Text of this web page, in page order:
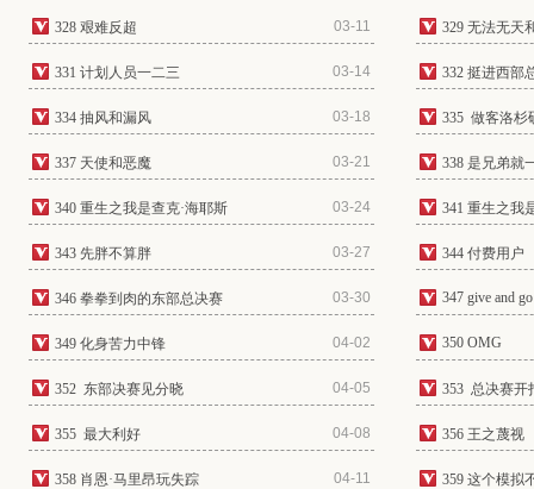
328 艰难反超 03-11 329 无法无天
331 计划人员一二三 03-14 332 挺进西部
334 抽风和漏风 03-18 335 做客洛杉
337 天使和恶魔 03-21 338 是兄弟就
340 重生之我是查克·海耶斯 03-24 341 重生之我
343 先胖不算胖 03-27 344 付费用户
346 拳拳到肉的东部总决赛 03-30 347 give and go
349 化身苦力中锋 04-02 350 OMG
352 东部决赛见分晓 04-05 353 总决赛开
355 最大利好 04-08 356 王之蔑视
358 肖恩·马里昂玩失踪 04-11 359 这个模拟